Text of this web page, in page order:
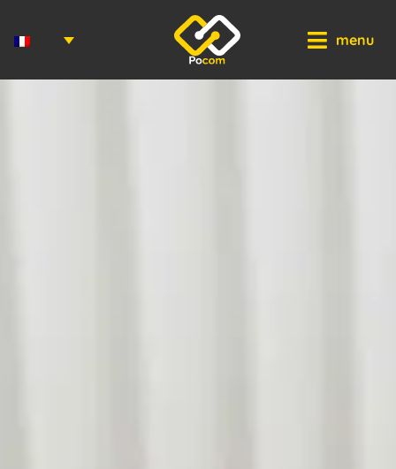
Panneau de gestion des cookies
menu